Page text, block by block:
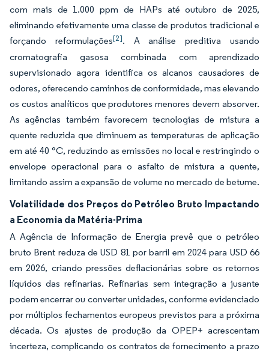
com mais de 1.000 ppm de HAPs até outubro de 2025,
eliminando efetivamente uma classe de produtos tradicional e
forçando reformulações[2]. A análise preditiva usando
cromatografia gasosa combinada com aprendizado
supervisionado agora identifica os alcanos causadores de
odores, oferecendo caminhos de conformidade, mas elevando
os custos analíticos que produtores menores devem absorver.
As agências também favorecem tecnologias de mistura a
quente reduzida que diminuem as temperaturas de aplicação
em até 40 °C, reduzindo as emissões no local e restringindo o
envelope operacional para o asfalto de mistura a quente,
limitando assim a expansão de volume no mercado de betume.
Volatilidade dos Preços do Petróleo Bruto Impactando
a Economia da Matéria-Prima
A Agência de Informação de Energia prevê que o petróleo
bruto Brent reduza de USD 81 por barril em 2024 para USD 66
em 2026, criando pressões deflacionárias sobre os retornos
líquidos das refinarias. Refinarias sem integração a jusante
podem encerrar ou converter unidades, conforme evidenciado
por múltiplos fechamentos europeus previstos para a próxima
década. Os ajustes de produção da OPEP+ acrescentam
incerteza, complicando os contratos de fornecimento a prazo